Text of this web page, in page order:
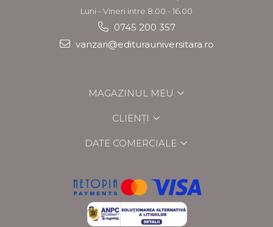
Luni - Vineri intre 8.00 - 16.00
0745 200 357
vanzari@editurauniversitara.ro
MAGAZINUL MEU
CLIENȚI
DATE COMERCIALE